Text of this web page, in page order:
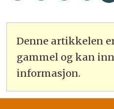
Denne artikkelen
gammel og kan
informasjon.